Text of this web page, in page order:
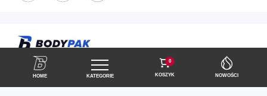
HOME KATEGORIE
0
KOSZYK NOWOŚCI
Polityka prywatności Regulamin sklepu